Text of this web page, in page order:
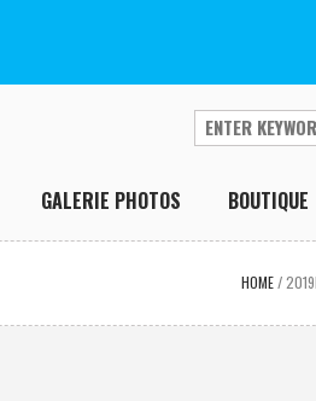
GALERIE PHOTOS BOUTIQUE
HOME /